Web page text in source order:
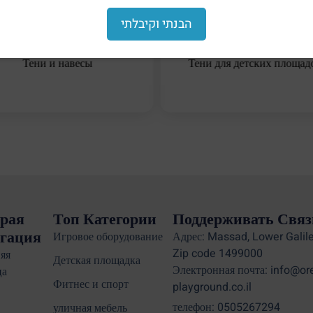
Тени и навесы Тени для детских
Топ Категории
Игровое оборудование
Детская площадка
Фитнес и спорт
уличная мебель
Поддерживать
Адрес: Massad, Lower
Zip code 1499000
Электронная почта:
playground.co.il
телефон: 0505267294
הבנתי וקיבלתי